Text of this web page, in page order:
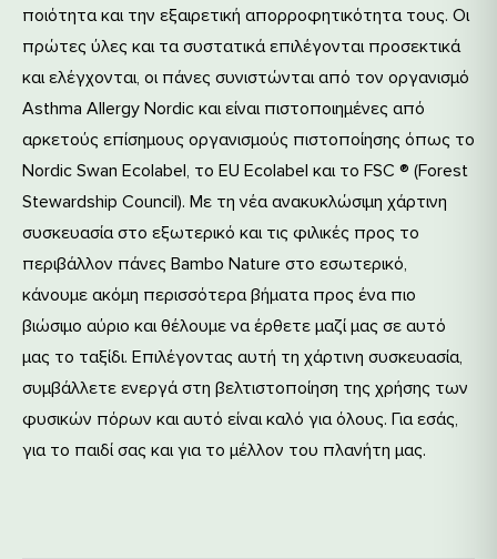
ποιότητα και την εξαιρετική απορροφητικότητα τους. Οι
πρώτες ύλες και τα συστατικά επιλέγονται προσεκτικά
και ελέγχονται, οι πάνες συνιστώνται από τον οργανισμό
Asthma Allergy Nordic και είναι πιστοποιημένες από
αρκετούς επίσημους οργανισμούς πιστοποίησης όπως το
Nordic Swan Ecolabel, το EU Ecolabel και το FSC ® (Forest
Stewardship Council). Με τη νέα ανακυκλώσιμη χάρτινη
συσκευασία στο εξωτερικό και τις φιλικές προς το
περιβάλλον πάνες Bambo Nature στο εσωτερικό,
κάνουμε ακόμη περισσότερα βήματα προς ένα πιο
βιώσιμο αύριο και θέλουμε να έρθετε μαζί μας σε αυτό
μας το ταξίδι. Επιλέγοντας αυτή τη χάρτινη συσκευασία,
συμβάλλετε ενεργά στη βελτιστοποίηση της χρήσης των
φυσικών πόρων και αυτό είναι καλό για όλους. Για εσάς,
για το παιδί σας και για το μέλλον του πλανήτη μας.